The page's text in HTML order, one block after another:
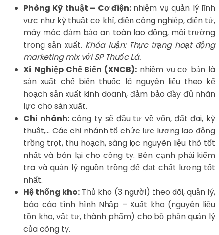
Phòng Kỹ thuật – Cơ điện: nhiệm vụ quản lý lĩnh
vực như kỹ thuật cơ khí, điện công nghiệp, điện tử,
máy móc đảm bảo an toàn lao động, môi trường
trong sản xuất. Khóa luận: Thực trạng hoạt động
marketing mix với SP Thuốc Lá.
Xí Nghiệp Chế Biến (XNCB): nhiệm vụ cơ bản là
sản xuất chế biến thuốc lá nguyên liệu theo kế
hoạch sản xuất kinh doanh, đảm bảo đầy đủ nhân
lực cho sản xuất.
Chi nhánh:công ty sẽ đầu tư về vốn, đất đai, kỹ
thuật,… Các chi nhánh tổ chức lực lượng lao động
trồng trọt, thu hoạch, sàng lọc nguyên liệu thô tốt
nhất và bán lại cho công ty. Bên cạnh phải kiểm
tra và quản lý nguồn trồng để đạt chất lượng tốt
nhất.
Hệ thống kho: Thủ kho (3 người) theo dõi, quản lý,
báo cáo tình hình Nhập – Xuất kho (nguyên liệu
tồn kho, vật tư, thành phẩm) cho bộ phận quản lý
của công ty.